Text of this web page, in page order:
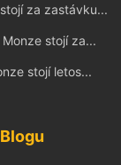
za zastávku...
stojí za...
stojí letos...